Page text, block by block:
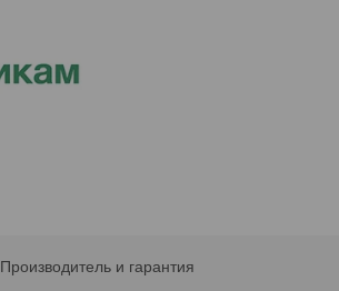
Производитель и гарантия